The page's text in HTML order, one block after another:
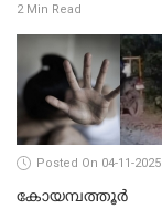
പരിശോധനാഫലം
2 Min Read
Posted On 04-11-2025
കോയമ്പത്തൂർ